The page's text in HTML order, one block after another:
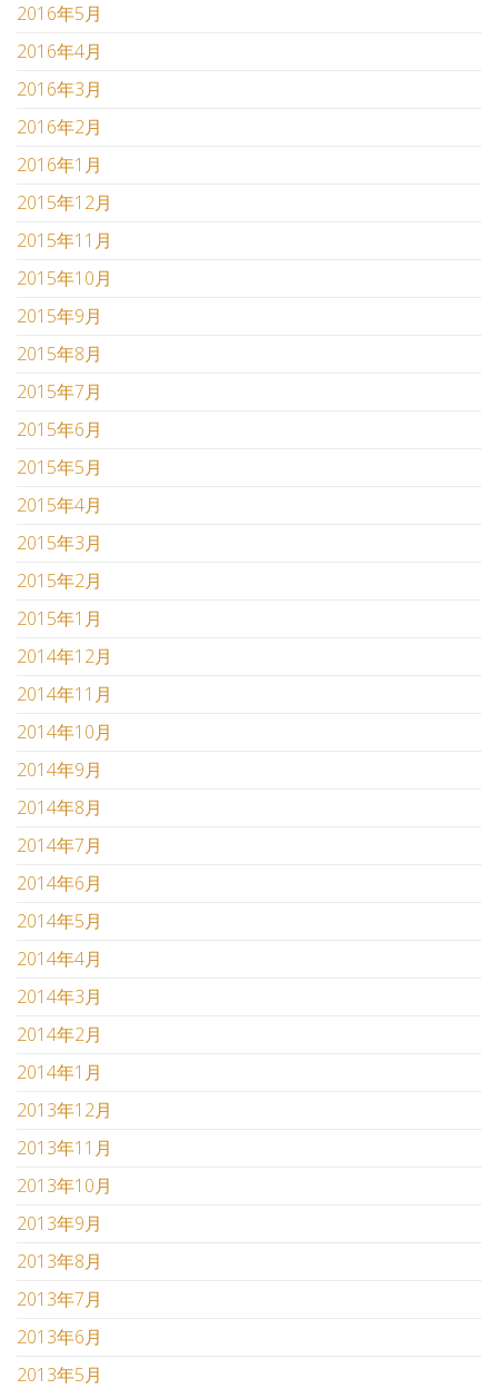
2016年5月
2016年4月
2016年3月
2016年2月
2016年1月
2015年12月
2015年11月
2015年10月
2015年9月
2015年8月
2015年7月
2015年6月
2015年5月
2015年4月
2015年3月
2015年2月
2015年1月
2014年12月
2014年11月
2014年10月
2014年9月
2014年8月
2014年7月
2014年6月
2014年5月
2014年4月
2014年3月
2014年2月
2014年1月
2013年12月
2013年11月
2013年10月
2013年9月
2013年8月
2013年7月
2013年6月
2013年5月